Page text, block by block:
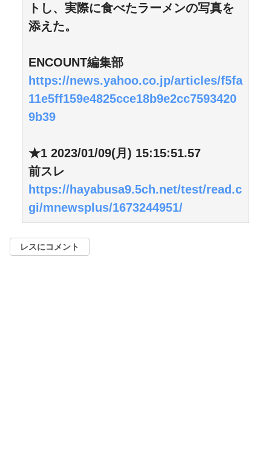
トし、実際に食べたラーメンの写真を
添えた。
ENCOUNT編集部
https://news.yahoo.co.jp/articles/f5fa
11e5ff159e4825cce18b9e2cc7593420
9b39
★1 2023/01/09(月) 15:15:51.57
前スレ
https://hayabusa9.5ch.net/test/read.c
gi/mnewsplus/1673244951/
レスにコメント